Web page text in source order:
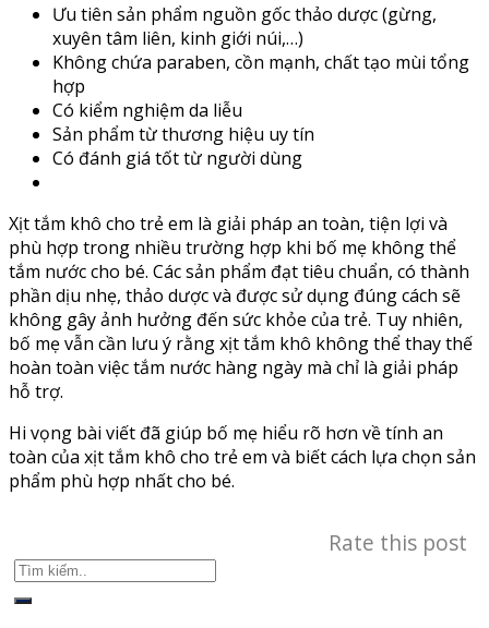
Ưu tiên sản phẩm nguồn gốc thảo dược (gừng,
xuyên tâm liên, kinh giới núi,…)
Không chứa paraben, cồn mạnh, chất tạo mùi tổng
hợp
Có kiểm nghiệm da liễu
Sản phẩm từ thương hiệu uy tín
Có đánh giá tốt từ người dùng
Xịt tắm khô cho trẻ em là giải pháp an toàn, tiện lợi và
phù hợp trong nhiều trường hợp khi bố mẹ không thể
tắm nước cho bé. Các sản phẩm đạt tiêu chuẩn, có thành
phần dịu nhẹ, thảo dược và được sử dụng đúng cách sẽ
không gây ảnh hưởng đến sức khỏe của trẻ. Tuy nhiên,
bố mẹ vẫn cần lưu ý rằng xịt tắm khô không thể thay thế
hoàn toàn việc tắm nước hàng ngày mà chỉ là giải pháp
hỗ trợ.
Hi vọng bài viết đã giúp bố mẹ hiểu rõ hơn về tính an
toàn của xịt tắm khô cho trẻ em và biết cách lựa chọn sản
phẩm phù hợp nhất cho bé.
Rate this post